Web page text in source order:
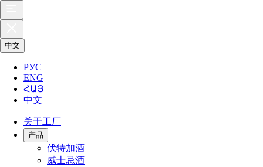
中文
РУС
ENG
ՀԱՅ
中文
关于工厂
产品
伏特加酒
威士忌酒